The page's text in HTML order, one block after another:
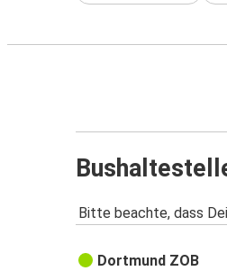
Bitte beachte, dass
Dortmund ZOB